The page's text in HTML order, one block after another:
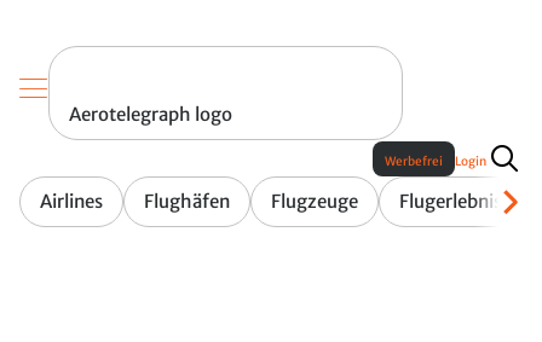
Aerotelegraph logo
Airlines Flughäfen Flugzeuge Flugerlebnis
Werbefrei Login